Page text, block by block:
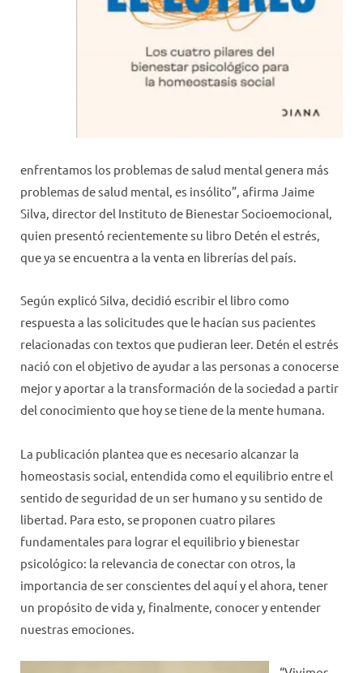
enfrentamos los problemas de salud mental genera más
problemas de salud mental, es insólito”, afirma Jaime
Silva, director del Instituto de Bienestar Socioemocional,
quien presentó recientemente su libro Detén el estrés,
que ya se encuentra a la venta en librerías del país.
Según explicó Silva, decidió escribir el libro como
respuesta a las solicitudes que le hacían sus pacientes
relacionadas con textos que pudieran leer. Detén el estrés
nació con el objetivo de ayudar a las personas a conocerse
mejor y aportar a la transformación de la sociedad a partir
del conocimiento que hoy se tiene de la mente humana.
La publicación plantea que es necesario alcanzar la
homeostasis social, entendida como el equilibrio entre el
sentido de seguridad de un ser humano y su sentido de
libertad. Para esto, se proponen cuatro pilares
fundamentales para lograr el equilibrio y bienestar
psicológico: la relevancia de conectar con otros, la
importancia de ser conscientes del aquí y el ahora, tener
un propósito de vida y, finalmente, conocer y entender
nuestras emociones.